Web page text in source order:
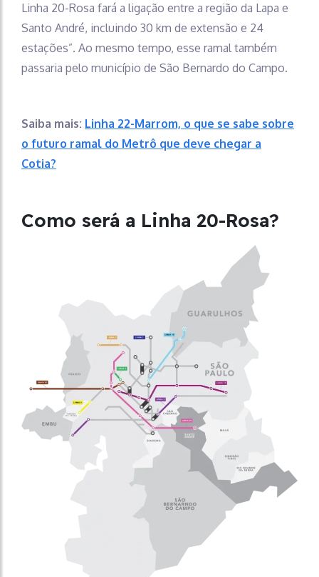
Linha 20-Rosa fará a ligação entre a região da Lapa e
Santo André, incluindo 30 km de extensão e 24
estações”. Ao mesmo tempo, esse ramal também
passaria pelo município de São Bernardo do Campo.
Saiba mais: Linha 22-Marrom, o que se sabe sobre
o futuro ramal do Metrô que deve chegar a
Cotia?
Como será a Linha 20-Rosa?